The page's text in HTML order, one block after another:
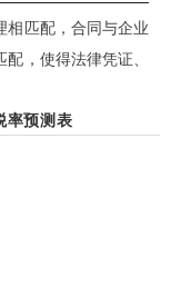
相匹配，合同与企业
，使得法律凭证、
率预测表